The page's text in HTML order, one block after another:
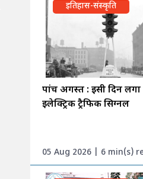
इतिहास-संस्कृति
पांच अगस्त : इसी दिन लगा
इलेक्ट्रिक ट्रैफिक सिग्नल
05 Aug 2026 | 6 min(s)